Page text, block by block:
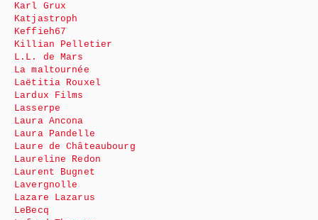
Karl Grux
Katjastroph
Keffieh67
Killian Pelletier
L.L. de Mars
La maltournée
Laëtitia Rouxel
Lardux Films
Lasserpe
Laura Ancona
Laura Pandelle
Laure de Châteaubourg
Laureline Redon
Laurent Bugnet
Lavergnolle
Lazare Lazarus
LeBecq